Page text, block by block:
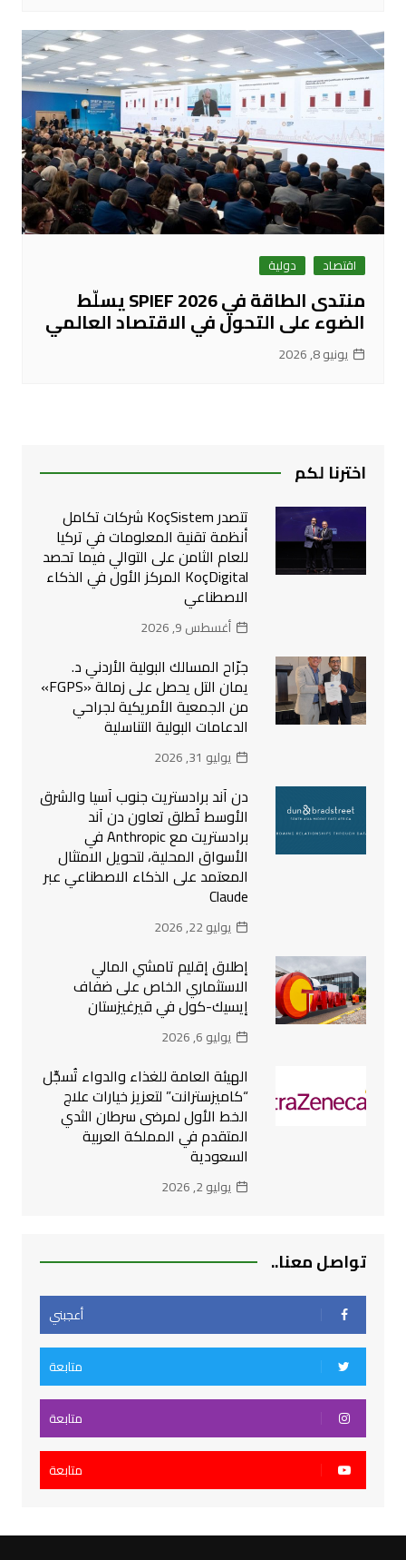
اقتصاد دولية
منتدى الطاقة في SPIEF 2026 يسلّط
الضوء على التحول في الاقتصاد العالمي
يونيو 8, 2026
اخترنا لكم
تتصدر KoçSistem شركات تكامل
أنظمة تقنية المعلومات في تركيا
للعام الثامن على التوالي فيما تحصد
KoçDigital المركز الأول في الذكاء
الاصطناعي
أغسطس 9, 2026
جرّاح المسالك البولية الأردني د.
يمان التل يحصل على زمالة «FGPS»
من الجمعية الأمريكية لجراحي
الدعامات البولية التناسلية
يوليو 31, 2026
دن آند برادستريت جنوب آسيا والشرق
الأوسط تُطلق تعاون دن آند
برادستريت مع Anthropic في
الأسواق المحلية، لتحويل الامتثال
المعتمد على الذكاء الاصطناعي عبر
Claude
يوليو 22, 2026
إطلاق إقليم تامشي المالي
الاستثماري الخاص على ضفاف
إيسيك-كول في قيرغيزستان
يوليو 6, 2026
الهيئة العامة للغذاء والدواء تُسجِّل
“كاميزسترانت” لتعزيز خيارات علاج
الخط الأول لمرضى سرطان الثدي
المتقدم في المملكة العربية
السعودية
يوليو 2, 2026
تواصل معنا..
أعجبني
متابعة
متابعة
متابعة